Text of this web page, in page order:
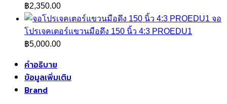
฿2,350.00
จอ
โปรเจคเตอร์แขวนมือดึง 150 นิ้ว 4:3 PROEDU1
฿5,000.00
คำอธิบาย
ข้อมูลเพิ่มเติม
Brand